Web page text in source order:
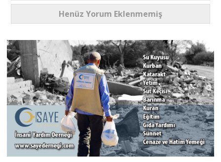
Henüz Yorum Eklenmemiş